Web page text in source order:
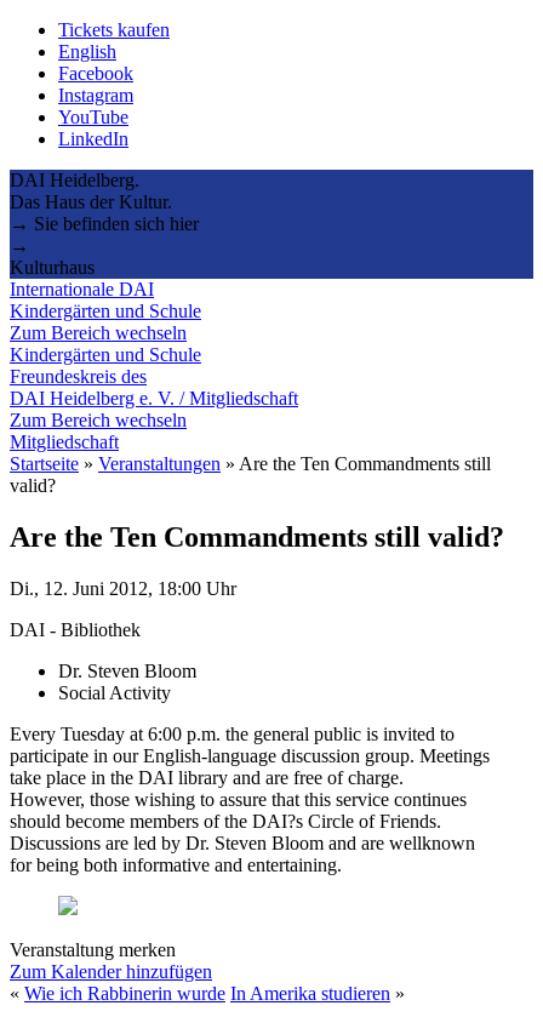
Tickets kaufen
English
Facebook
Instagram
YouTube
LinkedIn
DAI Heidelberg.
Das Haus der Kultur.
→ Sie befinden sich hier
→
Kulturhaus
Internationale DAI
Kindergärten und Schule
Zum Bereich wechseln
Kindergärten und Schule
Freundeskreis des
DAI Heidelberg e. V. / Mitgliedschaft
Zum Bereich wechseln
Mitgliedschaft
Startseite » Veranstaltungen » Are the Ten Commandments still
valid?
Are the Ten Commandments still valid?
Di., 12. Juni 2012, 18:00 Uhr
DAI - Bibliothek
Dr. Steven Bloom
Social Activity
Every Tuesday at 6:00 p.m. the general public is invited to
participate in our English-language discussion group. Meetings
take place in the DAI library and are free of charge.
However, those wishing to assure that this service continues
should become members of the DAI?s Circle of Friends.
Discussions are led by Dr. Steven Bloom and are wellknown
for being both informative and entertaining.
Veranstaltung merken
Zum Kalender hinzufügen
« Wie ich Rabbinerin wurde In Amerika studieren »